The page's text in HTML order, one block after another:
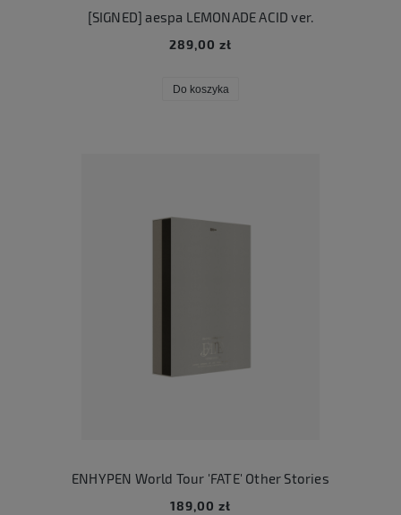
[SIGNED] aespa LEMONADE ACID ver.
289,00 zł
Do koszyka
ENHYPEN World Tour 'FATE' Other Stories
189,00 zł